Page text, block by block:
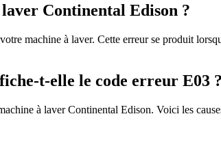
Continental Edison ?
machine à laver. Cette erreur se produit
t-elle le code erreur E03 ?
à laver Continental Edison. Voici les